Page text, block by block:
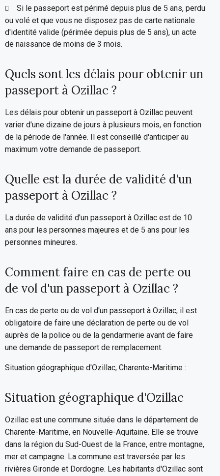
Si le passeport est périmé depuis plus de 5 ans, perdu
ou volé et que vous ne disposez pas de carte nationale
d'identité valide (périmée depuis plus de 5 ans), un acte
de naissance de moins de 3 mois.
Quels sont les délais pour obtenir un
passeport à Ozillac ?
Les délais pour obtenir un passeport à Ozillac peuvent
varier d'une dizaine de jours à plusieurs mois, en fonction
de la période de l'année. Il est conseillé d'anticiper au
maximum votre demande de passeport.
Quelle est la durée de validité d'un
passeport à Ozillac ?
La durée de validité d'un passeport à Ozillac est de 10
ans pour les personnes majeures et de 5 ans pour les
personnes mineures.
Comment faire en cas de perte ou
de vol d'un passeport à Ozillac ?
En cas de perte ou de vol d'un passeport à Ozillac, il est
obligatoire de faire une déclaration de perte ou de vol
auprès de la police ou de la gendarmerie avant de faire
une demande de passeport de remplacement.
Situation géographique d'Ozillac, Charente-Maritime :
Situation géographique d'Ozillac
Ozillac est une commune située dans le département de
Charente-Maritime, en Nouvelle-Aquitaine. Elle se trouve
dans la région du Sud-Ouest de la France, entre montagne,
mer et campagne. La commune est traversée par les
rivières Gironde et Dordogne. Les habitants d'Ozillac sont